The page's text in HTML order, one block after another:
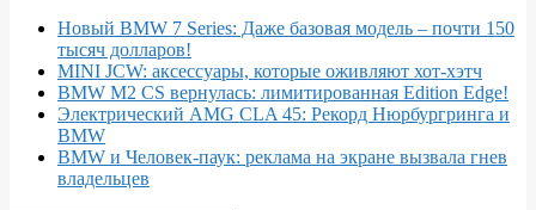
Новый BMW 7 Series: Даже базовая модель – почти 150
тысяч долларов!
MINI JCW: аксессуары, которые оживляют хот-хэтч
BMW M2 CS вернулась: лимитированная Edition Edge!
Электрический AMG CLA 45: Рекорд Нюрбургринга и
BMW
BMW и Человек-паук: реклама на экране вызвала гнев
владельцев